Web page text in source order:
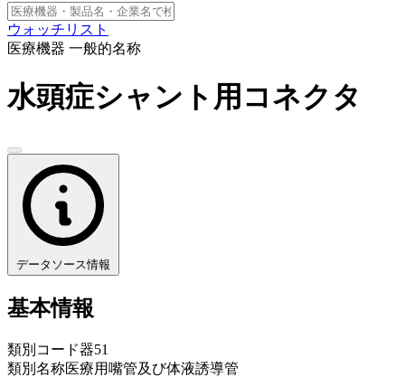
ウォッチリスト
医療機器 一般的名称
水頭症シャント用コネクタ
データソース情報
基本情報
類別コード器51
類別名称医療用嘴管及び体液誘導管